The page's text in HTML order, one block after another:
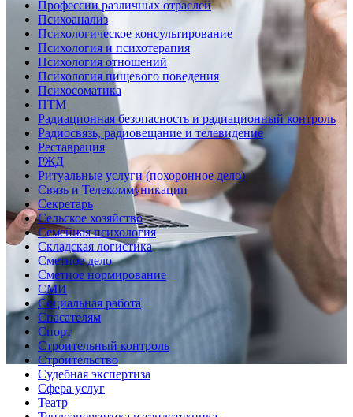
Профессии различных отраслей
Психоанализ
Психологическое консультирование
Психология и психотерапия
Психология отношений
Психология пищевого поведения
Психосоматика
ПТМ
Радиационная безопасность и радиационный контроль
Радиосвязь, радиовещание и телевидение
Реставрация
РЖД
Ритуальные услуги (похоронное дело)
Связь и Телекоммуникации
Секретарь
Сельское хозяйство
Семейная психология
Складская логистика
Сметное дело
Сметное нормирование
СМИ
Социальная работа
Спасателям
Спорт
Строительный контроль
Строительство
Судебная экспертиза
Сфера услуг
Театр